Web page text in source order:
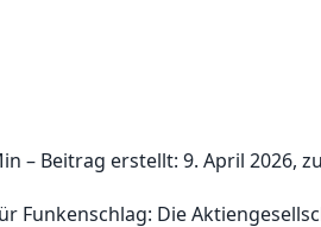
– Beitrag erstellt: 9. April 2026,